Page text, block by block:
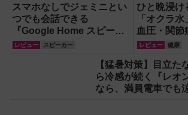
と買い方
すごすぎる！
スマホなしでジェミニとい
つでも会話できる
『Google Home スピーカ
ー』で未来がわが家にやっ
てきた！【なぜなぜ期対策
レビュー スピーカー
ひと晩浸け
「オクラ
血圧・関節
単習慣【
レビュー 健康
【猛暑対策】目立た
ら冷感が続く『レオ
なら、満員電車でも